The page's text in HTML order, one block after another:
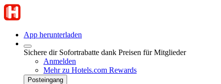
App herunterladen
Sichere dir Sofortrabatte dank Preisen für Mitglieder
Anmelden
Mehr zu Hotels.com Rewards
Posteingang